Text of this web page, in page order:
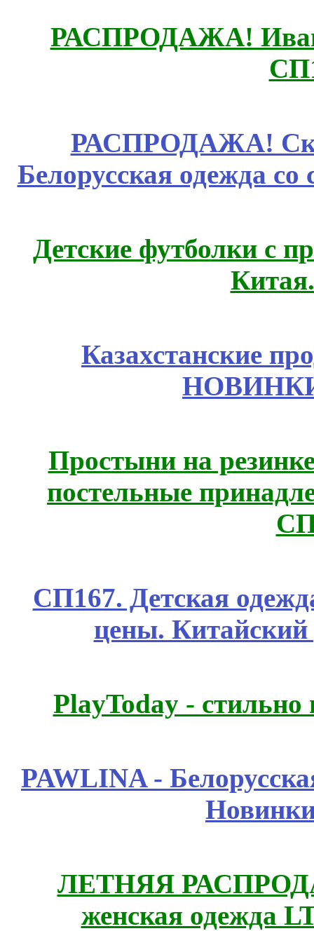
РАСПРОДАЖА!
РАСПРОДАЖА!
Белорусская одежда
Детские футболки с
Казахстанские
Простыни на
постельные
СП167. Детская
цены.
PlayToday -
PAWLINA -
ЛЕТНЯЯ
женская одежда